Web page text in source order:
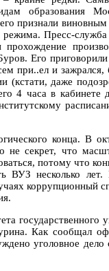
образования
признали
режима. Пресс-
Его
при..ел и
(кстати, даже
4 часа в кабинете
конца. В
не секрет, что
потому что
ВУЗ несколько
коррупционный
Как сообщал
уголовное дело